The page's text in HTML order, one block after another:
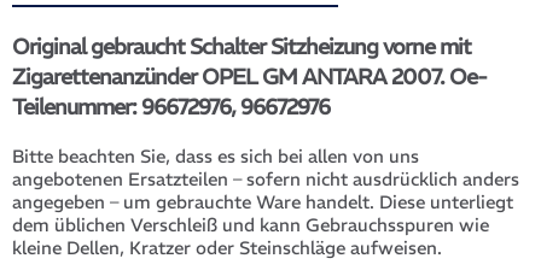
Original gebraucht Schalter Sitzheizung vorne mit
Zigarettenanzünder OPEL GM ANTARA 2007. Oe-
Teilenummer: 96672976, 96672976
Bitte beachten Sie, dass es sich bei allen von uns
angebotenen Ersatzteilen – sofern nicht ausdrücklich anders
angegeben – um gebrauchte Ware handelt. Diese unterliegt
dem üblichen Verschleiß und kann Gebrauchsspuren wie
kleine Dellen, Kratzer oder Steinschläge aufweisen.